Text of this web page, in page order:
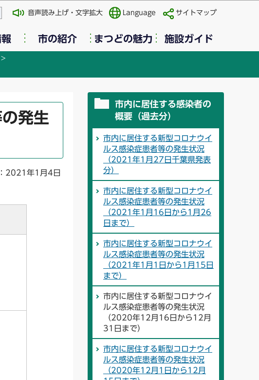
音声読み上げ・文字拡大 Language サイトマップ
市の紹介 まつどの魅力 施設ガイド
発生
2021年1月4日
市内に居住する感染者の
概要（過去分）
市内に居住する新型コロナウイ
ルス感染症患者等の発生状況
（2021年1月27日千葉県発表
分）
市内に居住する新型コロナウイ
ルス感染症患者等の発生状況
（2021年1月16日から1月26
日まで）
市内に居住する新型コロナウイ
ルス感染症患者等の発生状況
（2021年1月1日から1月15日
まで）
市内に居住する新型コロナウイ
ルス感染症患者等の発生状況
（2020年12月16日から12月
31日まで）
市内に居住する新型コロナウイ
ルス感染症患者等の発生状況
（2020年12月1日から12月